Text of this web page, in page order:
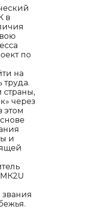
в
по
на
страны,
через
этом
и
звания